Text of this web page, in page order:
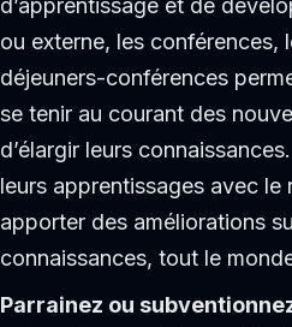
d’apprentissage et de
ou externe, les conférences,
déjeuners-conférences
se tenir au courant des
d’élargir leurs
leurs apprentissages avec le
apporter des améliorations
connaissances, tout le
Parrainez ou